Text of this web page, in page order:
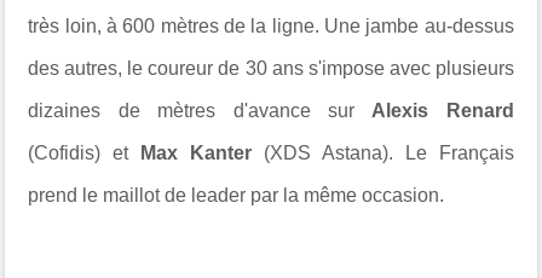
très loin, à 600 mètres de la ligne. Une jambe au-dessus
des autres, le coureur de 30 ans s'impose avec plusieurs
dizaines de mètres d'avance sur Alexis Renard
(Cofidis) et Max Kanter (XDS Astana). Le Français
prend le maillot de leader par la même occasion.